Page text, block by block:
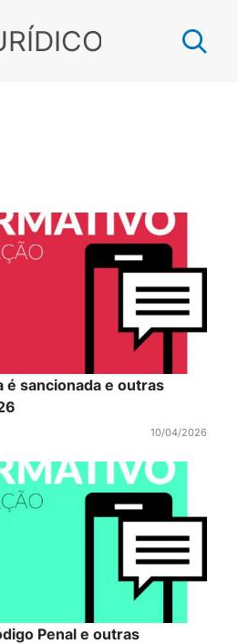
é sancionada e outras
10/04/2026
Penal e outras